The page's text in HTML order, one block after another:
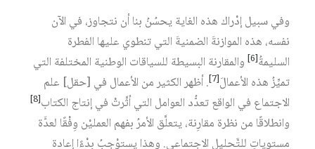
وفي سبيل إدْراك هذه الغاية يحسُنُ بنا أن نتجاوز، في الآن
نفسه، هذه الموازنةَ الضمنيةَ التي تنطوي عليها الفطرة
السليمةُ‏[6]
والمقارنة البسيطة للسياقات الوطنية المختلفة التي
تميِّزُ هذه الأعمالَ‏[7] . أظهر الكثير من الأعمال في [حقل] علم
الاجتماع في الواقع تعدُّد العوامل التي أثَّرتْ في إنتاج الكتاب‏[8]
وانطلاقًا من نظرة مقارِنة، يتعلَّق الأمرُ بفهم العمليْن وِفْقًا لعدَّة
مستوياتٍ للتَّحليل الاجتماعي. وهذا يستوْجِبُ بدْءًا إعادة